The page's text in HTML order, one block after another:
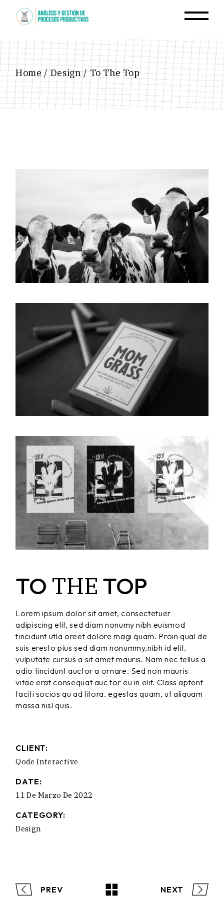
content
Home Design To The Top
TO THE TOP
Lorem ipsum dolor sit amet, consectetuer
adipiscing elit, sed diam nonumy nibh euismod
tincidunt utla oreet dolore magi quam. Proin qual de
suis eresto pius sed diam nonummy.nibh id elit.
vulputate cursus a sit amet mauris. Nam nec tellus a
odio tincidunt auctor a ornare. Sed non mauris
vitae erat consequat auc tor eu in elit. Class aptent
taciti socios qu ad litora. egestas quam, ut aliquam
massa nisl quis.
CLIENT:
Qode Interactive
DATE:
11 De Marzo De 2022
CATEGORY:
Design
PREV NEXT